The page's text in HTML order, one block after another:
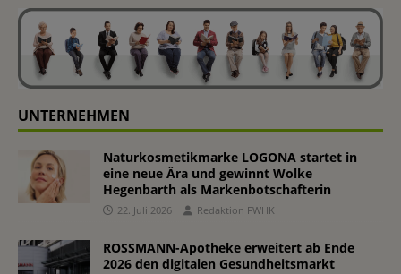
UNTERNEHMEN
Naturkosmetikmarke LOGONA startet in
eine neue Ära und gewinnt Wolke
Hegenbarth als Markenbotschafterin
22. Juli 2026 Redaktion FWHK
ROSSMANN-Apotheke erweitert ab Ende
2026 den digitalen Gesundheitsmarkt